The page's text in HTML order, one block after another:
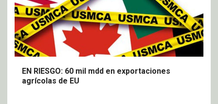
EN RIESGO: 60 mil mdd en exportaciones
agrícolas de EU